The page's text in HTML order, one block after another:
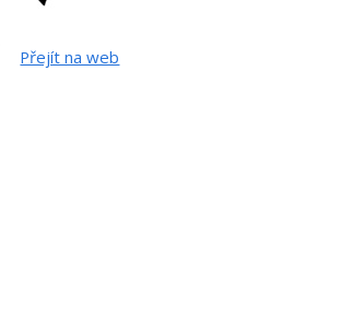
Přejít na web